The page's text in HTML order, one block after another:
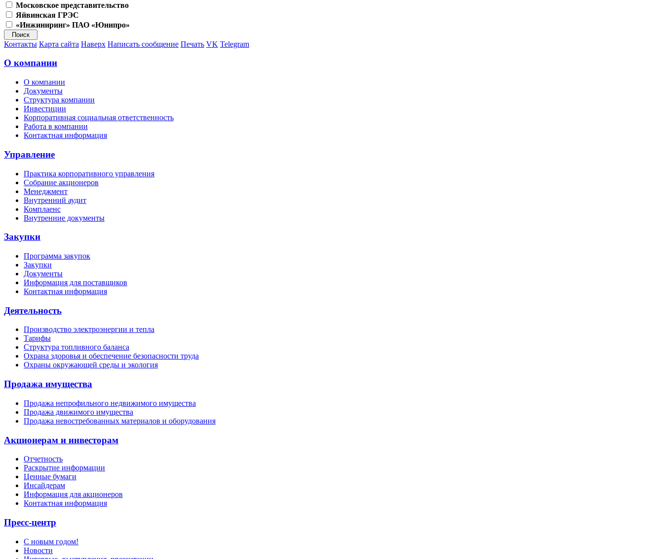
Московское представительство
Яйвинская ГРЭС
«Инжиниринг» ПАО «Юнипро»
Контакты Карта сайта Наверх Написать сообщение Печать VK Telegram
О компании
О компании
Документы
Структура компании
Инвестиции
Корпоративная социальная ответственность
Работа в компании
Контактная информация
Управление
Практика корпоративного управления
Собрание акционеров
Менеджмент
Внутренний аудит
Комплаенс
Внутренние документы
Закупки
Программа закупок
Закупки
Документы
Информация для поставщиков
Контактная информация
Деятельность
Производство электроэнергии и тепла
Тарифы
Структура топливного баланса
Охрана здоровья и обеспечение безопасности труда
Охраны окружающей среды и экология
Продажа имущества
Продажа непрофильного недвижимого имущества
Продажа движимого имущества
Продажа невостребованных материалов и оборудования
Акционерам и инвесторам
Отчетность
Раскрытие информации
Ценные бумаги
Инсайдерам
Информация для акционеров
Контактная информация
Пресс-центр
С новым годом!
Новости